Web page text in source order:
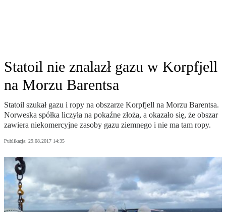
Statoil nie znalazł gazu w Korpfjell
na Morzu Barentsa
Statoil szukał gazu i ropy na obszarze Korpfjell na Morzu Barentsa.
Norweska spółka liczyła na pokaźne złoża, a okazało się, że obszar
zawiera niekomercyjne zasoby gazu ziemnego i nie ma tam ropy.
Publikacja: 29.08.2017 14:35